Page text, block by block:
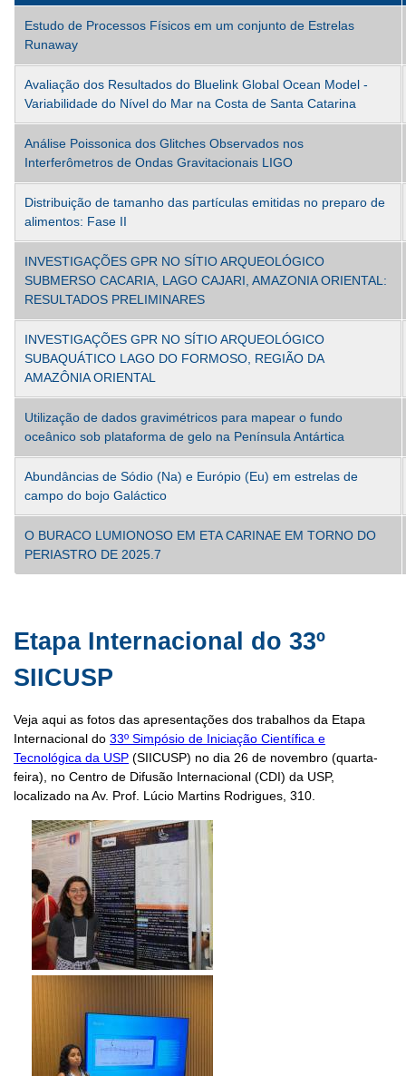
Estudo de Processos Físicos em um conjunto de Estrelas
Runaway
Avaliação dos Resultados do Bluelink Global Ocean Model -
Variabilidade do Nível do Mar na Costa de Santa Catarina
Análise Poissonica dos Glitches Observados nos
Interferômetros de Ondas Gravitacionais LIGO
Distribuição de tamanho das partículas emitidas no preparo de
alimentos: Fase II
INVESTIGAÇÕES GPR NO SÍTIO ARQUEOLÓGICO
SUBMERSO CACARIA, LAGO CAJARI, AMAZONIA ORIENTAL:
RESULTADOS PRELIMINARES
INVESTIGAÇÕES GPR NO SÍTIO ARQUEOLÓGICO
SUBAQUÁTICO LAGO DO FORMOSO, REGIÃO DA
AMAZÔNIA ORIENTAL
Utilização de dados gravimétricos para mapear o fundo
oceânico sob plataforma de gelo na Península Antártica
Abundâncias de Sódio (Na) e Európio (Eu) em estrelas de
campo do bojo Galáctico
O BURACO LUMIONOSO EM ETA CARINAE EM TORNO DO
PERIASTRO DE 2025.7
Etapa Internacional do 33º
SIICUSP
Veja aqui as fotos das apresentações dos trabalhos da Etapa
Internacional do 33º Simpósio de Iniciação Científica e
Tecnológica da USP (SIICUSP) no dia 26 de novembro (quarta-
feira), no Centro de Difusão Internacional (CDI) da USP,
localizado na Av. Prof. Lúcio Martins Rodrigues, 310.